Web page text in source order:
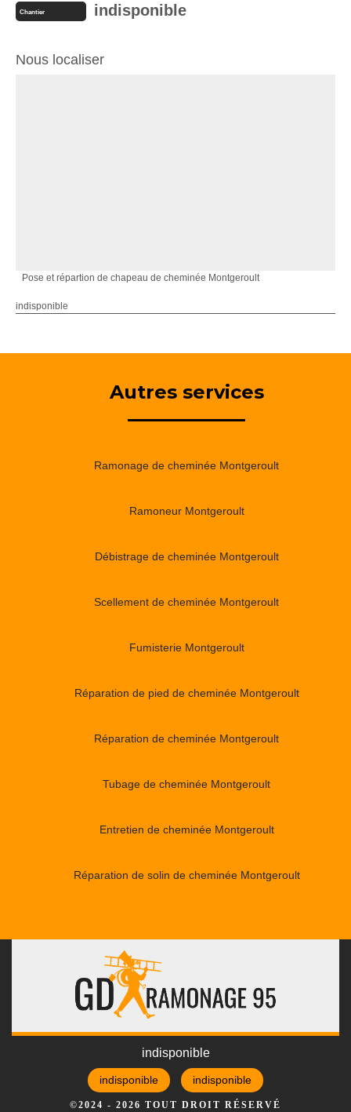
Chantier indisponible
Nous localiser
Pose et répartion de chapeau de cheminée Montgeroult
indisponible
Autres services
Ramonage de cheminée Montgeroult
Ramoneur Montgeroult
Débistrage de cheminée Montgeroult
Scellement de cheminée Montgeroult
Fumisterie Montgeroult
Réparation de pied de cheminée Montgeroult
Réparation de cheminée Montgeroult
Tubage de cheminée Montgeroult
Entretien de cheminée Montgeroult
Réparation de solin de cheminée Montgeroult
indisponible
indisponible indisponible
©2024 - 2026 TOUT DROIT RÉSERVÉ